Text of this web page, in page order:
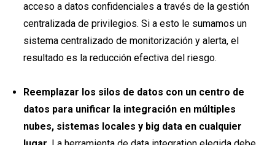
acceso a datos confidenciales a través de la gestión
centralizada de privilegios. Si a esto le sumamos un
sistema centralizado de monitorización y alerta, el
resultado es la reducción efectiva del riesgo.
Reemplazar los silos de datos con un centro de
datos para unificar la integración en múltiples
nubes, sistemas locales y big data en cualquier